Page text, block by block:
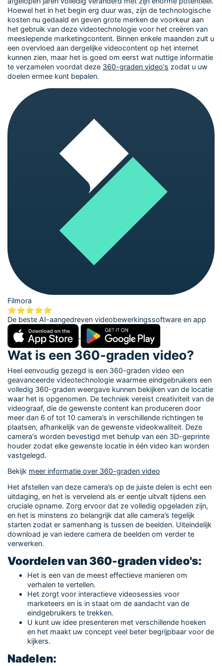
Hoewel het in het begin erg duur was, zijn de technologische
kosten nu gedaald en geven grote merken de voorkeur aan
het gebruik van deze videotechnologie voor het creëren van
meeslepende marketingcontent. Binnen enkele maanden zult u
een overvloed aan dergelijke videocontent op het internet
kunnen zien, maar het is goed om eerst wat nuttige informatie
te verzamelen voordat deze 360-graden video's zodat u uw
doelen ermee kunt bepalen.
Filmora
⭐⭐⭐⭐⭐
De beste AI-aangedreven videobewerkingssoftware en app
Wat is een 360-graden video?
Heel eenvoudig gezegd is een 360-graden video een
geavanceerde videotechnologie waarmee eindgebruikers een
volledig 360-graden weergave kunnen bekijken van de locatie
waar het is opgenomen. De techniek vereist creativiteit van de
videograaf, die de gewenste content kan produceren door
meer dan 6 of tot 10 camera’s in verschillende richtingen te
plaatsen, afhankelijk van de gewenste videokwaliteit. Deze
camera's worden bevestigd met behulp van een 3D-geprinte
houder zodat elke gewenste locatie in één video kan worden
vastgelegd.
Bekijk meer informatie over 360-graden video
Het afstellen van deze camera’s op de juiste delen is echt een
uitdaging, en het is vervelend als er eentje uitvalt tijdens een
cruciale opname. Zorg ervoor dat ze volledig opgeladen zijn,
en het is minstens zo belangrijk dat alle camera’s tegelijk
starten zodat er samenhang is tussen de beelden. Uiteindelijk
download je van iedere camera de beelden om verder te
verwerken.
Voordelen van 360-graden video's:
Het is een van de meest effectieve manieren om
verhalen te vertellen.
Het zorgt voor interactieve videosessies voor
marketeers en is in staat om de aandacht van de
eindgebruikers te trekken.
U kunt uw idee presenteren met verschillende hoeken
en het maakt uw concept veel beter begrijpbaar voor de
kijkers.
Nadelen: